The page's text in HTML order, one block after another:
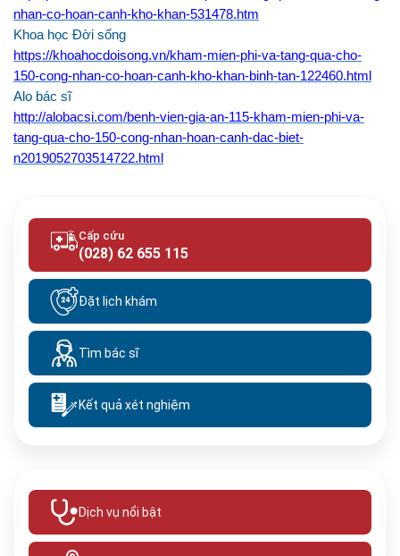
nhan-co-hoan-canh-kho-khan-531478.htm
Khoa học Đời sống
https://khoahocdoisong.vn/kham-mien-phi-va-tang-qua-cho-
150-cong-nhan-co-hoan-canh-kho-khan-binh-tan-122460.html
Alo bác sĩ
http://alobacsi.com/benh-vien-gia-an-115-kham-mien-phi-va-
tang-qua-cho-150-cong-nhan-hoan-canh-dac-biet-
n2019052703514722.html
Cấp cứu
(028) 62 655 115
Đặt lịch khám
Tìm bác sĩ
Kết quả xét nghiệm
Dịch vụ nổi bật